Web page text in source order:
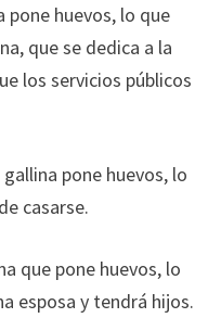
pone huevos, lo que
que se dedica a la
los servicios públicos
pone huevos, lo
casarse.
que pone huevos, lo
esposa y tendrá hijos.